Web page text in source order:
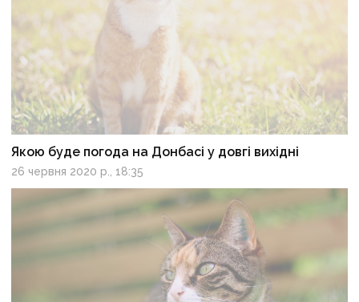
Якою буде погода на Донбасі у довгі вихідні
26 червня 2020 р., 18:35